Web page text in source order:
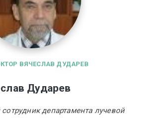
ВЯЧЕСЛАВ ДУДАРЕВ
Дударев
департамента лучевой